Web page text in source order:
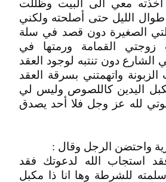
أخذته معي الى البيت وظللت
الليل حتى أصلحته ولكني
الصغيرة دون قصد في سلة
زوجتي القمامة ورمتها في
دون تنتبه لوجود العقد
واتهمتني بسرقة العقد
اليدين كاللصوص وليس لي
لله عز وجل فلا أحد يصدق
واحتضن الرجل وقال :
استجاب الله لدعوتك فقد
للشرطة وها انا ذا مكبل